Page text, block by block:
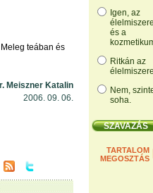
Igen, az
és a
Ritkán az
Nem,
soha.
TARTALOM
MEGOSZTÁS
teában és
Meiszner Katalin
2006. 09. 06.